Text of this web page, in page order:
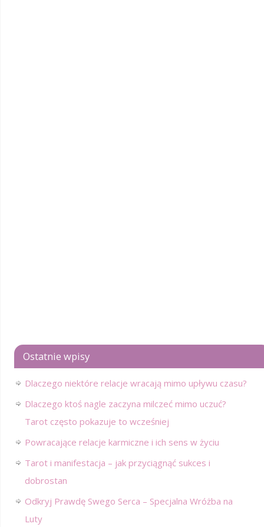
Ostatnie wpisy
Dlaczego niektóre relacje wracają mimo upływu czasu?
Dlaczego ktoś nagle zaczyna milczeć mimo uczuć?
Tarot często pokazuje to wcześniej
Powracające relacje karmiczne i ich sens w życiu
Tarot i manifestacja – jak przyciągnąć sukces i
dobrostan
Odkryj Prawdę Swego Serca – Specjalna Wróżba na
Luty